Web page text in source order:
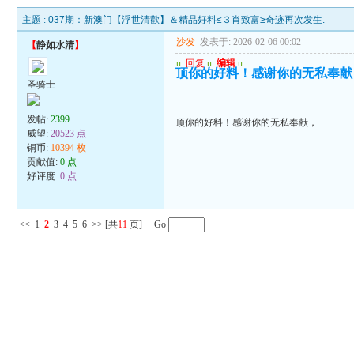
主题 :037期：新澳门【浮世清歡】＆精品好料≤３肖致富≥奇迹再次发生.
【静如水清】
圣骑士
发帖:2399
威望:20523 点
铜币: 10394 枚
贡献值:0 点
好评度:0 点
沙发 发表于: 2026-02-06 00:02
u 回复 u 编辑 u
顶你的好料！感谢你的无私奉
顶你的好料！感谢你的无私奉献，
<< 1 2 3 4 5 6 >> [共11 页] Go